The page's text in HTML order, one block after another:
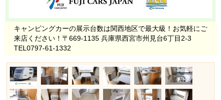
キャンピングカーの展示台数は関西地区で最大級！お気軽にご
来店ください！〒669-1135 兵庫県西宮市州見台6丁目2-3
TEL0797-61-1332